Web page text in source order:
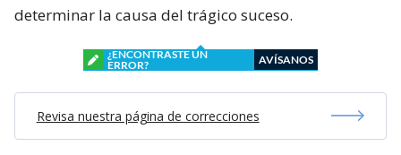
determinar la causa del trágico suceso.
¿ENCONTRASTE UN
ERROR?
AVÍSANOS
Revisa nuestra página de correcciones